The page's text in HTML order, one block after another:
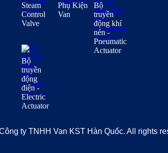
Steam
Control
Valve
Phụ Kiện
Van
Bộ
truyền
động khí
nén -
Pneumatic
Actuator
Bộ
truyền
động
điện -
Electric
Actuator
ty TNHH Van KST Hàn Quốc. All rights